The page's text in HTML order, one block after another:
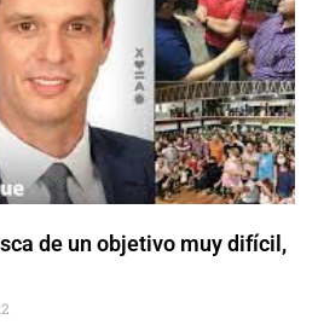
de un objetivo muy difícil,